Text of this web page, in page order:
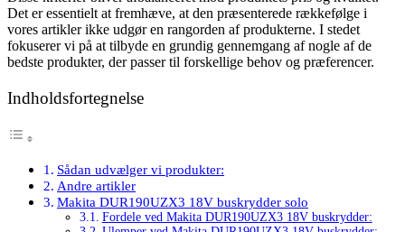
Det er essentielt at fremhæve, at den præsenterede rækkefølge i
vores artikler ikke udgør en rangorden af produkterne. I stedet
fokuserer vi på at tilbyde en grundig gennemgang af nogle af de
bedste produkter, der passer til forskellige behov og præferencer.
Indholdsfortegnelse
Sådan udvælger vi produkter:
Andre artikler
Makita DUR190UZX3 18V buskrydder solo
Fordele ved Makita DUR190UZX3 18V buskrydder: